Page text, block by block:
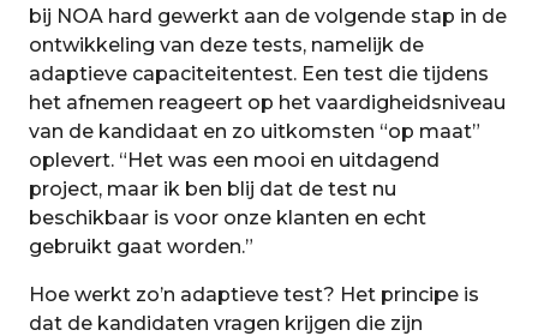
bij NOA hard gewerkt aan de volgende stap in de
ontwikkeling van deze tests, namelijk de
adaptieve capaciteitentest. Een test die tijdens
het afnemen reageert op het vaardigheidsniveau
van de kandidaat en zo uitkomsten “op maat”
oplevert. “Het was een mooi en uitdagend
project, maar ik ben blij dat de test nu
beschikbaar is voor onze klanten en echt
gebruikt gaat worden.”
Hoe werkt zo’n adaptieve test? Het principe is
dat de kandidaten vragen krijgen die zijn